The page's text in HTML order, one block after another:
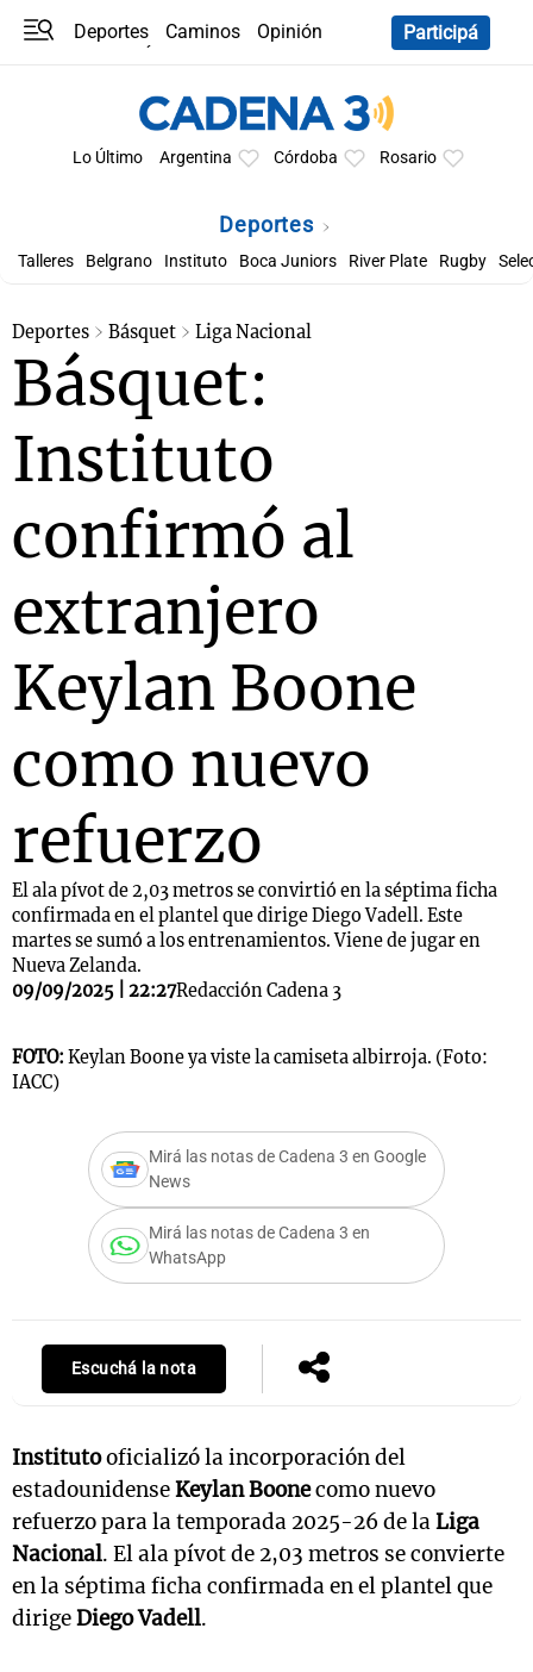
Deportes Caminos
Opinión
Participá
Lo Último Argentina Córdoba Rosario
Deportes
Talleres Belgrano Instituto Boca Juniors River Plate Rugby
Deportes Básquet Liga Nacional
Básquet:
Instituto
confirmó al
extranjero
Keylan Boone
como nuevo
refuerzo
El ala pívot de 2,03 metros se convirtió en la séptima ficha
confirmada en el plantel que dirige Diego Vadell. Este
martes se sumó a los entrenamientos. Viene de jugar en
Nueva Zelanda.
09/09/2025 | 22:27Redacción Cadena 3
FOTO: Keylan Boone ya viste la camiseta albirroja. (Foto:
IACC)
Mirá las notas de Cadena 3 en Google
News
Mirá las notas de Cadena 3 en
WhatsApp
Escuchá la nota
Institutooficializó la incorporación del
estadounidenseKeylan Boonecomo nuevo
refuerzo para la temporada 2025-26 de laLiga
Nacional. El ala pívot de 2,03 metros se convierte
en la séptima ficha confirmada en el plantel que
dirigeDiego Vadell.
Mundial 2026
Notas
La Sole en